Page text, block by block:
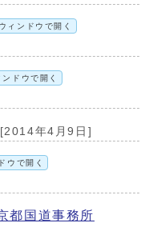
ィンドウで開く
ンドウで開く
[2014年4月9日]
ウで開く
都国道事務所